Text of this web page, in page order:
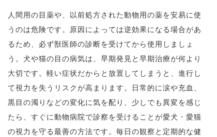
人間用の目薬や、以前処方された動物用の薬を安易に使
うのは危険です。原因によっては逆効果になる場合があ
るため、必ず獣医師の診断を受けてから使用しましょ
う。犬や猫の目の病気は、早期発見と早期治療が何より
大切です。軽い症状だからと放置してしまうと、進行し
て視力を失うリスクが高まります。日常的に涙や充血、
黒目の濁りなどの変化に気を配り、少しでも異変を感じ
たら、すぐに動物病院で診察を受けることが愛犬・愛猫
の視力を守る最善の方法です。毎日の観察と定期的な健